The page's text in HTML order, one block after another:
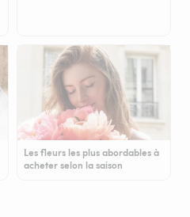
Les fleurs les plus abordables à
acheter selon la saison